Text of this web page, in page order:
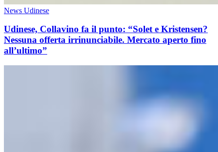
News Udinese
Udinese, Collavino fa il punto: “Solet e Kristensen?
Nessuna offerta irrinunciabile. Mercato aperto fino
all’ultimo”